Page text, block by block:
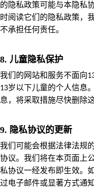
的隐私政策可能与本隐私
时阅读它们的隐私政策，
不承担任何责任。
8. 儿童隐私保护
我们的网站和服务不面向
13岁以下儿童的个人信息
息，将采取措施尽快删除
9. 隐私协议的更新
我们可能会根据法律法规
协议。我们将在本页面上
私协议一经发布即生效。
过电子邮件或显著方式通知